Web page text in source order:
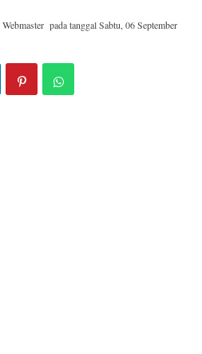
Webmaster pada tanggalSabtu, 06 September